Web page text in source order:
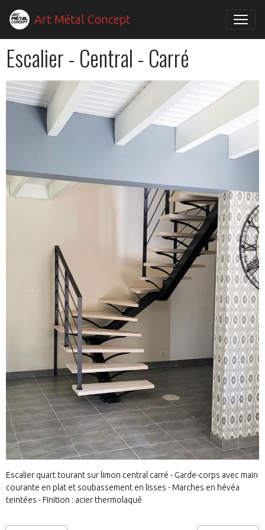
Art Métal Concept
Escalier - Central - Carré
Escalier quart tourant sur limon central carré - Garde-corps avec main
courante en plat et soubassement en lisses - Marches en hévéa
teintées - Finition : acier thermolaqué